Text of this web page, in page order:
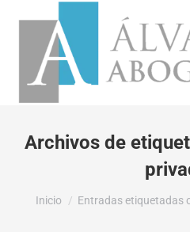
Archivos de
Estás aquí:
Inicio Entradas etiquetadas